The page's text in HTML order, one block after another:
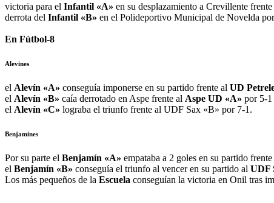
victoria para el Infantil «A» en su desplazamiento a Crevillente frente
derrota del Infantil «B» en el Polideportivo Municipal de Novelda
En Fútbol-8
Alevines
el Alevín «A» conseguía imponerse en su partido frente al UD
el Alevín «B» caía derrotado en Aspe frente al Aspe UD «A» por 5-1
el Alevín «C» lograba el triunfo frente al UDF Sax «B» por 7-1.
Benjamines
Por su parte el Benjamín «A» empataba a 2 goles en su partido frente
el Benjamín «B» conseguía el triunfo al vencer en su partido al UDF
Los más pequeños de la Escuela conseguían la victoria en Onil tras